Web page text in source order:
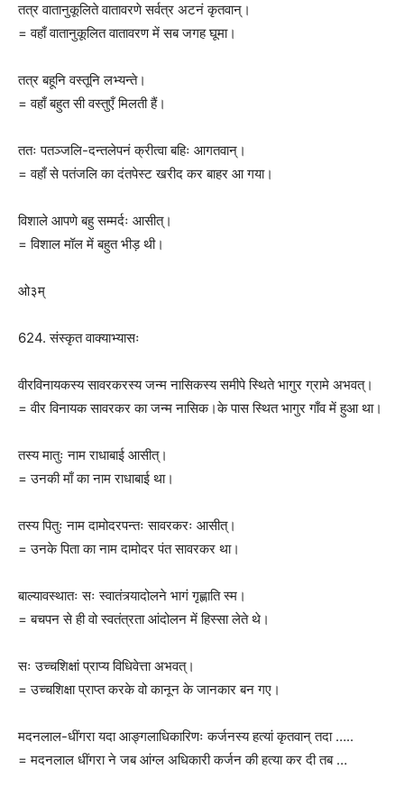
तत्र वातानुकूलिते वातावरणे सर्वत्र अटनं कृतवान्।
= वहाँ वातानुकूलित वातावरण में सब जगह घूमा।
तत्र बहूनि वस्तूनि लभ्यन्ते।
= वहाँ बहुत सी वस्तुएँ मिलती हैं।
ततः पतञ्जलि-दन्तलेपनं क्रीत्वा बहिः आगतवान्।
= वहाँ से पतंजलि का दंतपेस्ट खरीद कर बाहर आ गया।
विशाले आपणे बहु सम्मर्दः आसीत्।
= विशाल मॉल में बहुत भीड़ थी।
ओ३म्
624. संस्कृत वाक्याभ्यासः
वीरविनायकस्य सावरकरस्य जन्म नासिकस्य समीपे स्थिते भागुर ग्रामे अभवत्।
= वीर विनायक सावरकर का जन्म नासिक।के पास स्थित भागुर गाँव में हुआ था।
तस्य मातुः नाम राधाबाई आसीत्।
= उनकी माँ का नाम राधाबाई था।
तस्य पितुः नाम दामोदरपन्तः सावरकरः आसीत्।
= उनके पिता का नाम दामोदर पंत सावरकर था।
बाल्यावस्थातः सः स्वातंत्र्यादोलने भागं गृह्णाति स्म।
= बचपन से ही वो स्वतंत्रता आंदोलन में हिस्सा लेते थे।
सः उच्चशिक्षां प्राप्य विधिवेत्ता अभवत्।
= उच्चशिक्षा प्राप्त करके वो कानून के जानकार बन गए।
मदनलाल-धींगरा यदा आङ्गलाधिकारिणः कर्जनस्य हत्यां कृतवान् तदा …..
= मदनलाल धींगरा ने जब आंग्ल अधिकारी कर्जन की हत्या कर दी तब …